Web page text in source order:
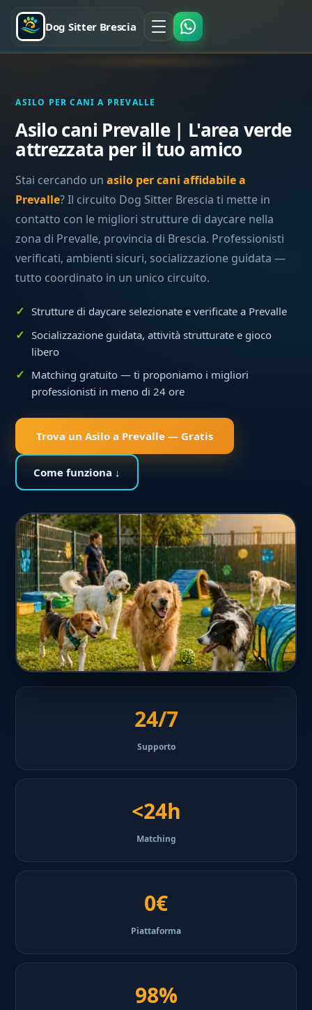
Dog Sitter Brescia
ASILO PER CANI A PREVALLE
Asilo cani Prevalle | L'area verde
attrezzata per il tuo amico
Stai cercando unasilo per cani affidabile a
Prevalle? Il circuito Dog Sitter Brescia ti mette in
contatto con le migliori strutture di daycare nella
zona di Prevalle, provincia di Brescia. Professionisti
verificati, ambienti sicuri, socializzazione guidata —
tutto coordinato in un unico circuito.
Strutture di daycare selezionate e verificate a Prevalle
Socializzazione guidata, attività strutturate e gioco
libero
Matching gratuito — ti proponiamo i migliori
professionisti in meno di 24 ore
Trova un Asilo a Prevalle — Gratis
Come funziona ↓
24/7
Supporto
<24h
Matching
0€
Piattaforma
98%